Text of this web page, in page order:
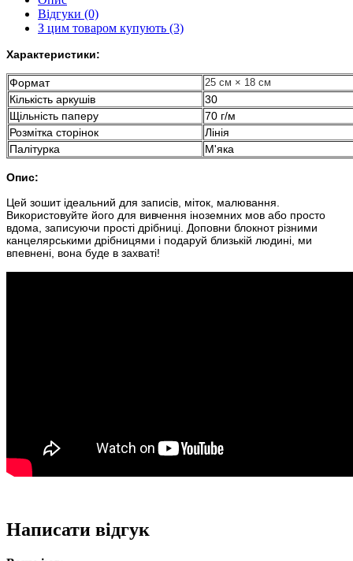
Відгуки (0)
З цим товаром купують (3)
Характеристики:
Формат 25 см × 18 см
Кількість аркушів
30
Щільність паперу
70 г/м
Розмітка сторінок
Лінія
Палітурка
М'яка
Опис:
Цей зошит ідеальний для записів, міток, малювання.
Використовуйте його для вивчення іноземних мов або просто
вдома, записуючи прості дрібниці. Доповни блокнот різними
канцелярськими дрібницями і подаруй близькій людині, ми
впевнені, вона буде в захваті!
Написати відгук